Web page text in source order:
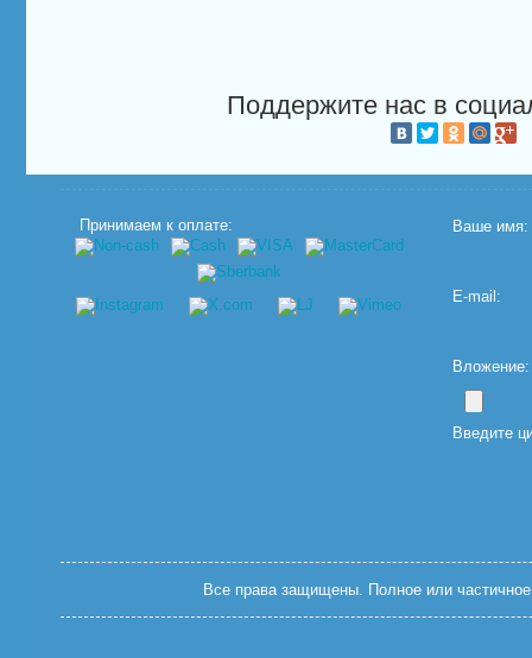
Поддержите нас в
Принимаем к оплате: Ваше имя:
E-mail:
Введите
Все права защищены. Полное или частичное